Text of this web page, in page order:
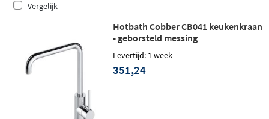
Vergelijk
Hotbath Cobber CB041 keukenkraan
- geborsteld messing
Levertijd: 1 week
351,24